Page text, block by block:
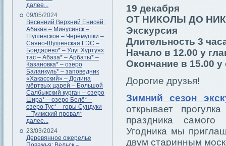
далее...
09/05/2024
Весенний Верхний Енисей:
Абакан – Минусинск –
Шушенское – Черёмушки –
Саяно-Шушенская ГЭС –
Бондарёво* – Улуг Хуртуях
тас – Абаза* – Арбаты* –
Казановка* – озеро
Баланкуль* – заповедник
«Хакасский» – Долина
мёртвых царей – Большой
Салбыкский курган – озеро
Шира* – озеро Белё* –
озеро Тус* – горы Сундуки
– Туимский провал*
далее...
23/03/2024
Деревянное ожерелье
19 декабря
ОТ НИКОЛЫ ДО
Экскурсия
Длительность 3
Начало в 12.00 у
Окончание в 15.00
Дорогие друзья!
Зимний сезон
открывает
праздника самого
Угодника мы
двум старинным